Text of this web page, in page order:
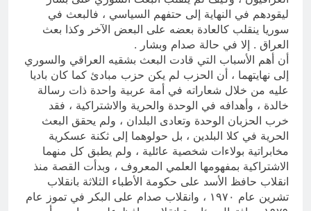
ليقودهم في النهاية إلى حتفهم السياسي ، فالبعث في
سوريا ينقلب كالعادة بعضه على البعض الآخر وكذا بعث
العراق . إلا في حالة صدام وبشار .
أن أهم الأسباب التي قادت البعث بشقيه العراقي والسوري
إلى نهايتهما ، أن الحزب لم يكن حزب مبادئ كما كان باديا
عليه من خلال شعاراته في أمة عربية واحدة ذات رسالة
خالدة ، وأهدافه في الوحدة والحرية والاشتراكية ، فقد
خرب الحزبان الوحدة وتعادى البلدان ، ولم يحقق البعث
الحرية في كلا البلدين ، بل حولوهما إلى ثكنة عسكرية
مخابراتية بولاءات شخصية عائلية ، ولم يطبق كل منهما
الاشتراكية بمفهومها العلمي المعروف ، وبدأت القصة منذ
انقلاب حافظ الأسد على حكومة الأطباء الثلاثة بانقلاب
تشرين عام ١٩٧٠ ، وانقلاب صدام على البكر في تموز عام